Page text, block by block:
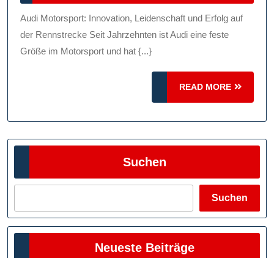
Und
Erfolg
2025
Audi Motorsport: Innovation, Leidenschaft und Erfolg auf
der Rennstrecke Seit Jahrzehnten ist Audi eine feste
Größe im Motorsport und hat {...}
READ MORE
READ
MORE
Suchen
Suchen
Neueste Beiträge